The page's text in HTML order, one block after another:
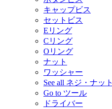
キャップビス
セットビス
Eリング
Cリング
Oリング
ナット
ワッシャー
See all ネジ・ナット
Go to ツール
ドライバー